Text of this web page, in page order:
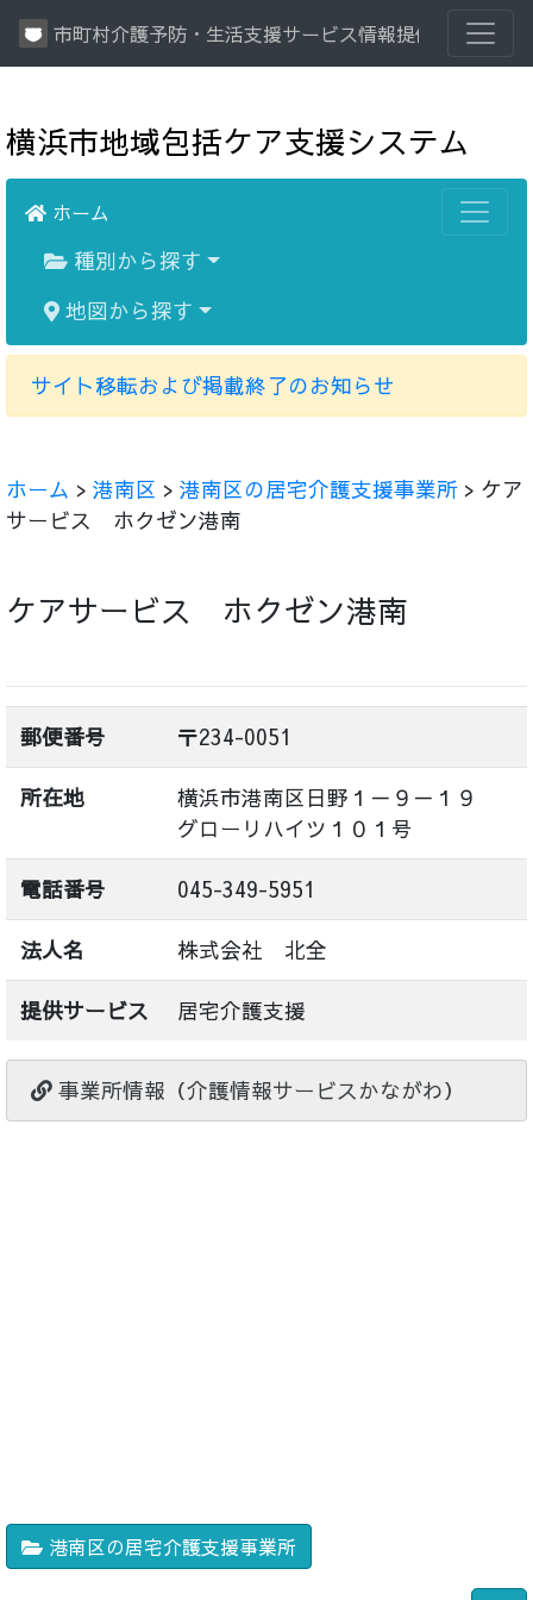
市町村介護予防・生活支援サービス情報提供システム
横浜市地域包括ケア支援システム
ホーム
種別から探す
地図から探す
サイト移転および掲載終了のお知らせ
ホーム > 港南区 > 港南区の居宅介護支援事業所 > ケア
サービス ホクゼン港南
ケアサービス ホクゼン港南
郵便番号 〒234-0051
所在地
横浜市港南区日野１－９－１９
グローリハイツ１０１号
電話番号 045-349-5951
法人名 株式会社 北全
提供サービス 居宅介護支援
事業所情報（介護情報サービスかながわ）
港南区の居宅介護支援事業所